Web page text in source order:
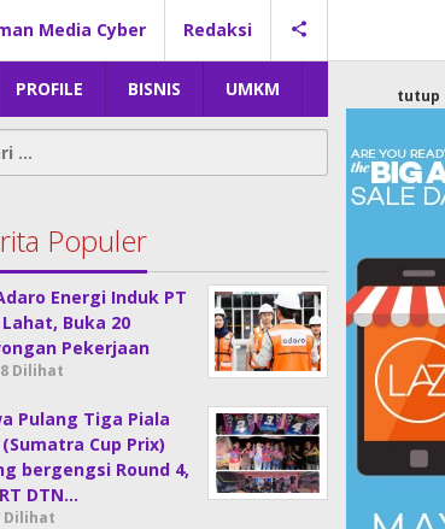
Media Cyber Redaksi
PROFILE BISNIS UMKM tutup
Populer
Energi Induk PT
Lahat, Buka 20
Pekerjaan
Dilihat
Pulang Tiga Piala
(Sumatra Cup Prix)
bergengsi Round 4,
DTN…
Dilihat